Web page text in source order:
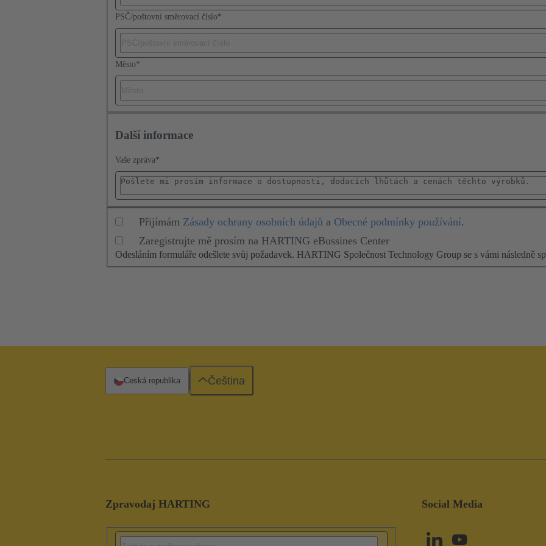
PSČ/poštovní směrovací číslo*
Město*
Další informace
Vaše zpráva*
Přijímám Zásady ochrany osobních údajů a Obecné podmínky používání.
Zaregistrujte mě prosím na HARTING eBussines Center
Odesláním formuláře odešlete svůj požadavek. HARTING Společnost Technology Group se s vámi následně
Zpravodaj HARTING Social Media
Česká republika Čeština